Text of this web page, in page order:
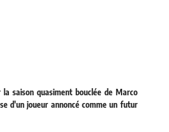
saison quasiment bouclée de Marco
d'un joueur annoncé comme un futur